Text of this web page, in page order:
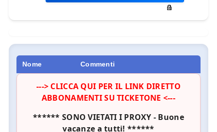
Nome Commenti
---> CLICCA QUI PER IL LINK DIRETTO
ABBONAMENTI SU TICKETONE <---
****** SONO VIETATI I PROXY - Buone
vacanze a tutti! ******